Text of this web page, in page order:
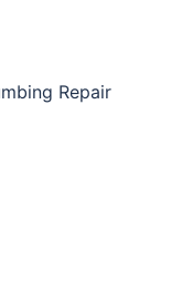
Repair